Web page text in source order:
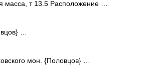
масса, т 13.5 Расположение …
…
мон. {Половцов} …